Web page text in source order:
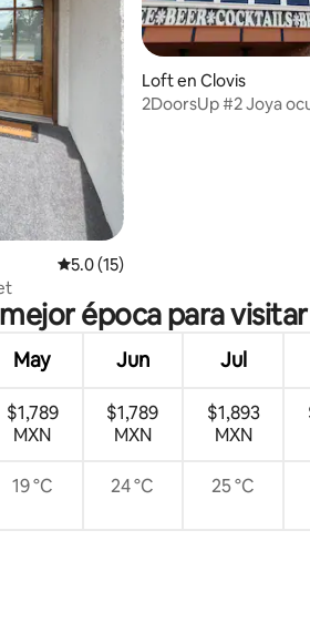
Calificación promedio: 5.0 de 5;
5.0 (15)
Loft en Clovis
2DoorsUp #2 Joya
época para
May Jun Jul
$1,789
MXN
$1,789
MXN
$1,893
MXN
19 °C 24 °C 25 °C